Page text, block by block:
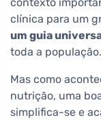
contexto
clínica para um
um guia
toda a população.
Mas como
nutrição, uma
simplifica-se e